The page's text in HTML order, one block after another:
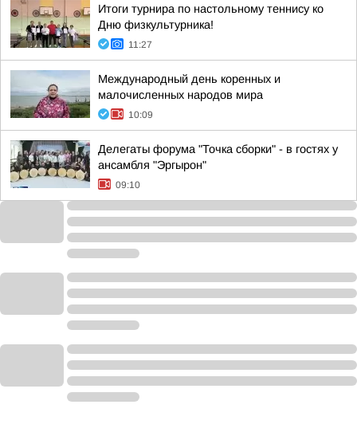
Итоги турнира по настольному теннису ко
Дню физкультурника!
11:27
Международный день коренных и
малочисленных народов мира
10:09
Делегаты форума "Точка сборки" - в гостях у
ансамбля "Эргырон"
09:10